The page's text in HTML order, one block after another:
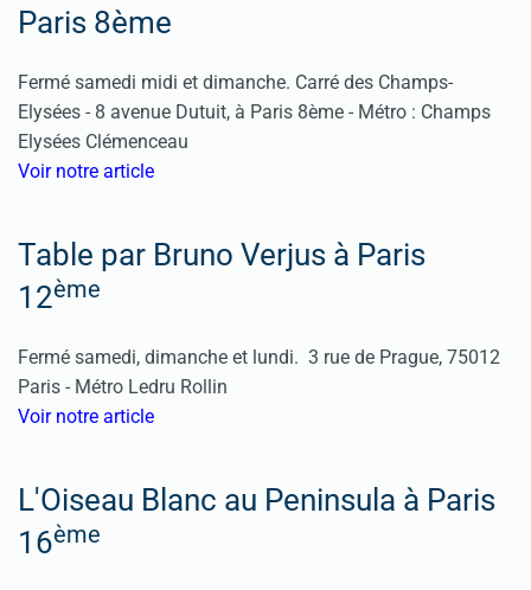
Paris 8ème
Fermé samedi midi et dimanche. Carré des Champs-
Elysées - 8 avenue Dutuit, à Paris 8ème - Métro : Champs
Elysées Clémenceau
Voir notre article
Table par Bruno Verjus à Paris
12ème
Fermé samedi, dimanche et lundi. 3 rue de Prague, 75012
Paris - Métro Ledru Rollin
Voir notre article
L'Oiseau Blanc au Peninsula à Paris
16ème